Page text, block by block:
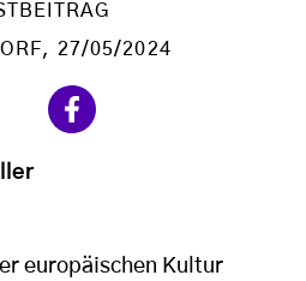
, 27/05/2024
europäischen Kultur